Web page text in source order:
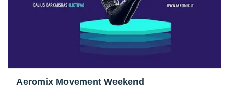
Aeromix Movement Weekend